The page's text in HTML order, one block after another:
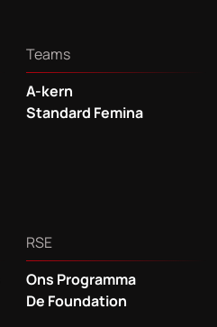
Teams
A-kern
Standard Femina
RSE
Ons Programma
De Foundation